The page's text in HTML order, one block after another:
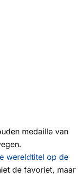
medaille van
wereldtitel op de
de favoriet, maar